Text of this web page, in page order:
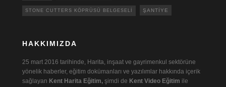
STONE CUTTERS KÖPRÜSÜ BELGESELI ŞANTIYE
HAKKIMIZDA
25 mart 2016 tarihinde, Harita, inşaat ve gayrimenkul sektörüne
yönelik haberler, eğitim dokümanları ve yazılımlar hakkında içerik
sağlayan Kent Harita Eğitim, şimdi de Kent Video Eğitim ile